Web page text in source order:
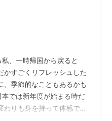
、一時帰国から戻ると
かすごくリフレッシュした
、季節的なこともあるかも
では新年度が始まる時だ
わりも身を持って体感でき